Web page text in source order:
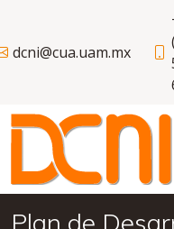
dcni@cua.uam.mx
Plan de